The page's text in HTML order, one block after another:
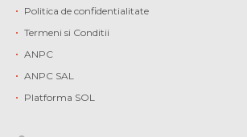
Politica de confidentialitate
Termeni si Conditii
ANPC
ANPC SAL
Platforma SOL